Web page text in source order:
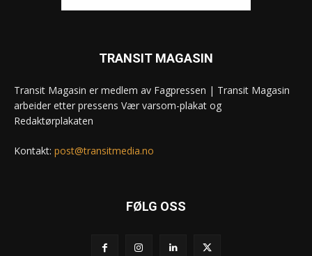
TRANSIT MAGASIN
Transit Magasin er medlem av Fagpressen | Transit Magasin
arbeider etter pressens Vær varsom-plakat og
Redaktørplakaten
Kontakt: post@transitmedia.no
FØLG OSS